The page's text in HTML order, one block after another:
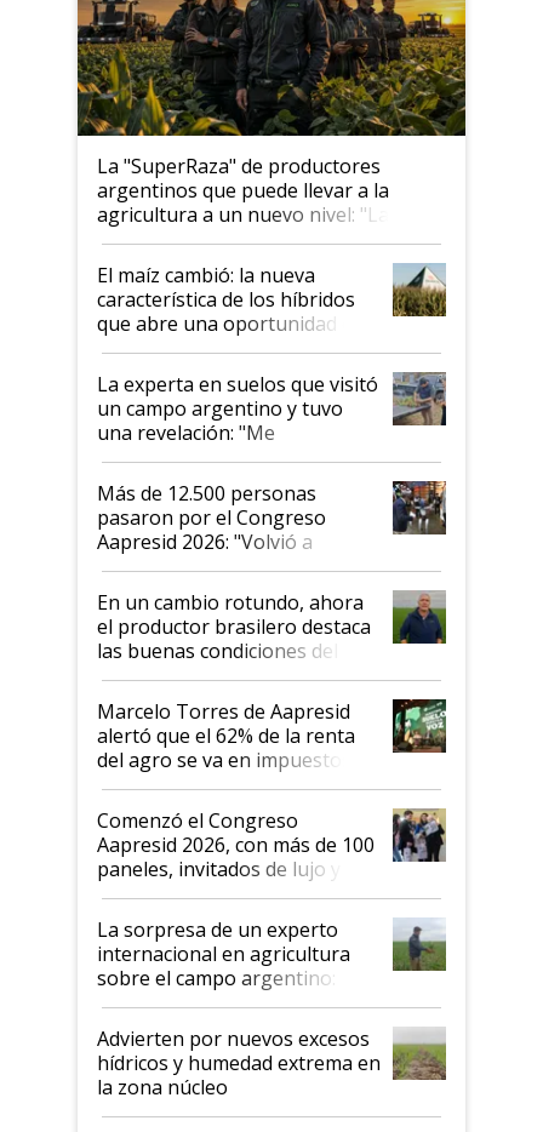
La "SuperRaza" de productores
argentinos que puede llevar a la
agricultura a un nuevo nivel: "Las
posibilidades de crecimiento son
infinitas"
El maíz cambió: la nueva
característica de los híbridos
que abre una oportunidad en
el lote
La experta en suelos que visitó
un campo argentino y tuvo
una revelación: "Me
impresionó mucho"
Más de 12.500 personas
pasaron por el Congreso
Aapresid 2026: "Volvió a
demostrar que hablar del
suelo es hablar de todo el
sistema productivo"
En un cambio rotundo, ahora
el productor brasilero destaca
las buenas condiciones del
agro argentino para invertir:
"Los veo más motivados"
Marcelo Torres de Aapresid
alertó que el 62% de la renta
del agro se va en impuestos:
"No es bueno que en
Argentina se sigan discutiendo
las mismas cosas de hace 50
años"
Comenzó el Congreso
Aapresid 2026, con más de 100
paneles, invitados de lujo y
todas las tendencias
La sorpresa de un experto
internacional en agricultura
sobre el campo argentino:
"Estoy muy impresionado"
Advierten por nuevos excesos
hídricos y humedad extrema en
la zona núcleo